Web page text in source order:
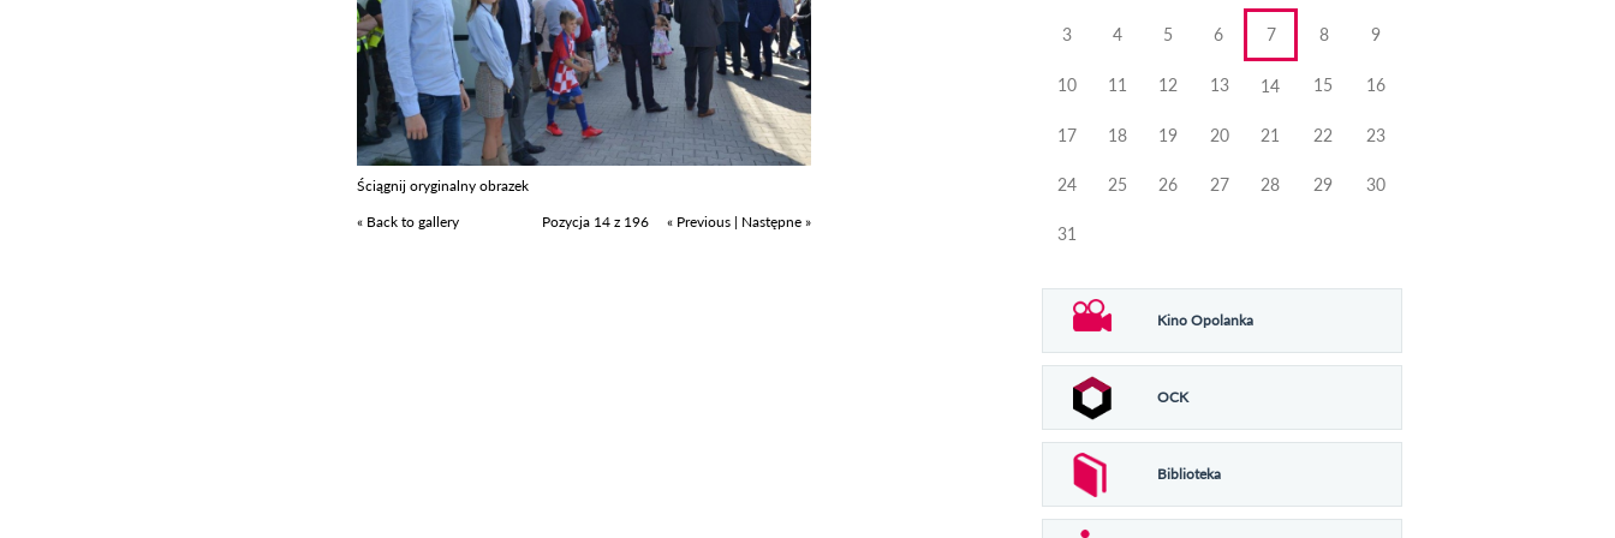
Ściągnij oryginalny obrazek
« Back to gallery
Pozycja 14 z 196 « Previous | Następne »
3 4 5 6 7 8 9
10 11 12 13 14 15 16
17 18 19 20 21 22 23
24 25 26 27 28 29 30
31
Kino Opolanka
OCK
Biblioteka